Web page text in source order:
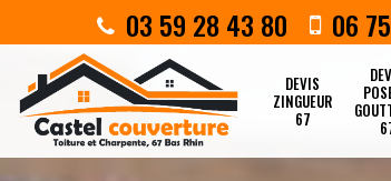
03 59 28 43 80 06
DEVIS
ZINGUEUR
67